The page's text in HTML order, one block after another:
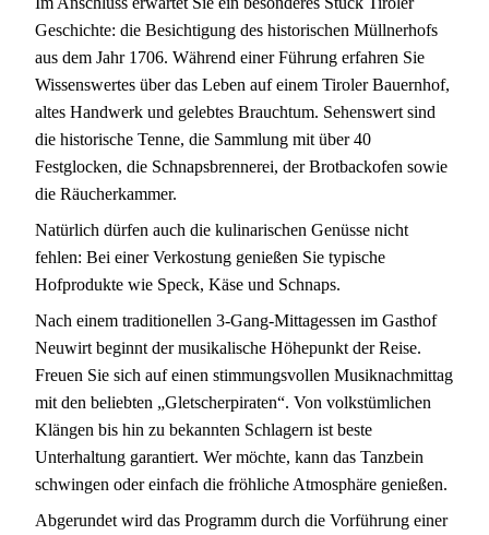
Geschichte: die Besichtigung des historischen Müllnerhofs
aus dem Jahr 1706. Während einer Führung erfahren Sie
Wissenswertes über das Leben auf einem Tiroler Bauernhof,
altes Handwerk und gelebtes Brauchtum. Sehenswert sind
die historische Tenne, die Sammlung mit über 40
Festglocken, die Schnapsbrennerei, der Brotbackofen sowie
die Räucherkammer.
Natürlich dürfen auch die kulinarischen Genüsse nicht
fehlen: Bei einer Verkostung genießen Sie typische
Hofprodukte wie Speck, Käse und Schnaps.
Nach einem traditionellen 3-Gang-Mittagessen im Gasthof
Neuwirt beginnt der musikalische Höhepunkt der Reise.
Freuen Sie sich auf einen stimmungsvollen Musiknachmittag
mit den beliebten „Gletscherpiraten“. Von volkstümlichen
Klängen bis hin zu bekannten Schlagern ist beste
Unterhaltung garantiert. Wer möchte, kann das Tanzbein
schwingen oder einfach die fröhliche Atmosphäre genießen.
Abgerundet wird das Programm durch die Vorführung einer